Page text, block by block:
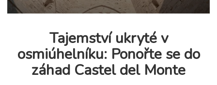
Tajemství ukryté v
osmiúhelníku: Ponořte se do
záhad Castel del Monte